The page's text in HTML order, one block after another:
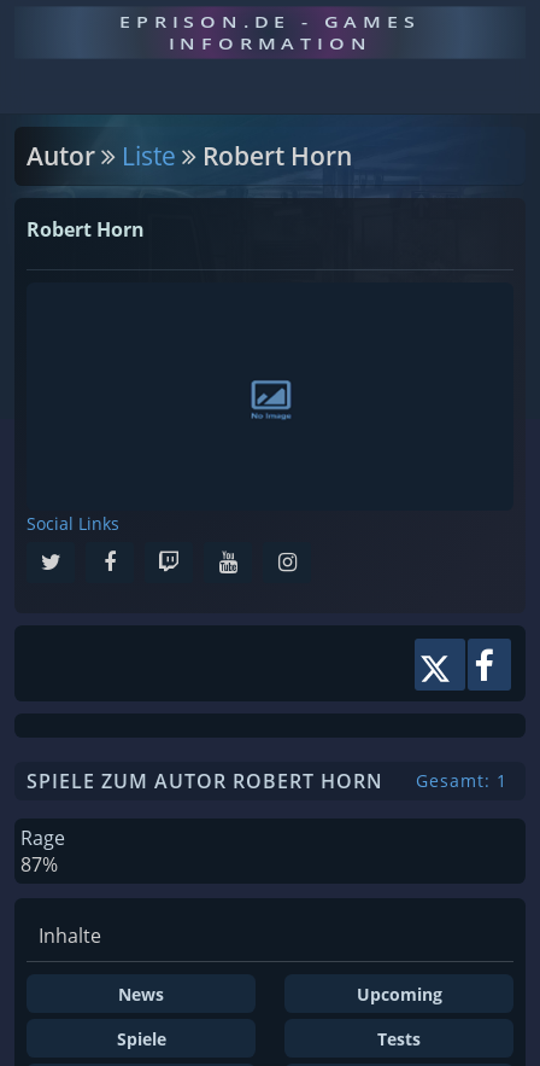
EPRISON.DE - GAMES
INFORMATION
Autor Liste Robert Horn
Robert Horn
Social Links
SPIELE ZUM AUTOR ROBERT HORN Gesamt: 1
Rage
87%
Inhalte
News
Upcoming
Spiele
Tests